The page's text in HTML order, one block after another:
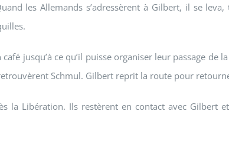
les Allemands s’adressèrent à Gilbert, il se
jusqu’à ce qu’il puisse organiser leur passage de
Schmul. Gilbert reprit la route pour
la Libération. Ils restèrent en contact avec Gilbert